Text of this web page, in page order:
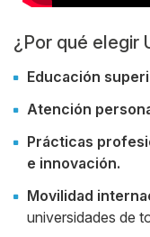
¿Por qué elegir
Educación
Atención
Prácticas
e innovación.
Movilidad
universidades de